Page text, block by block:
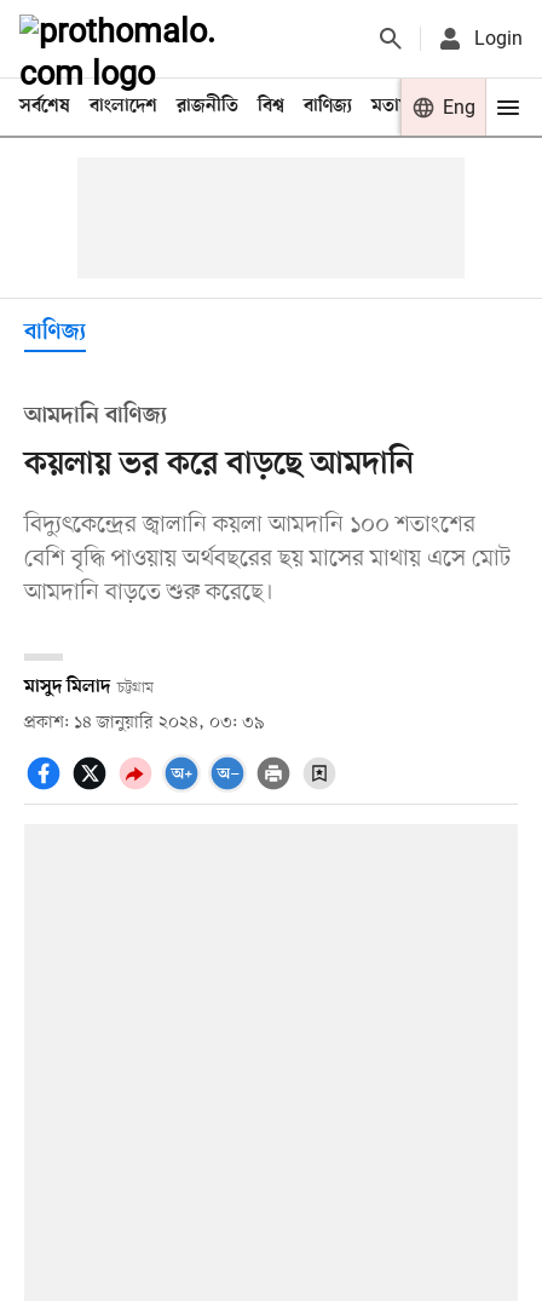
Login
সর্বশেষ বাংলাদেশ রাজনীতি বিশ্ব বাণিজ্য মতামত খেলা
Eng
বাণিজ্য
আমদানি বাণিজ্য
কয়লায় ভর করে বাড়ছে আমদানি
বিদ্যুৎকেন্দ্রের জ্বালানি কয়লা আমদানি ১০০ শতাংশের
বেশি বৃদ্ধি পাওয়ায় অর্থবছরের ছয় মাসের মাথায় এসে মোট
আমদানি বাড়তে শুরু করেছে।
মাসুদ মিলাদ চট্টগ্রাম
প্রকাশ: ১৪ জানুয়ারি ২০২৪, ০৩: ৩৯